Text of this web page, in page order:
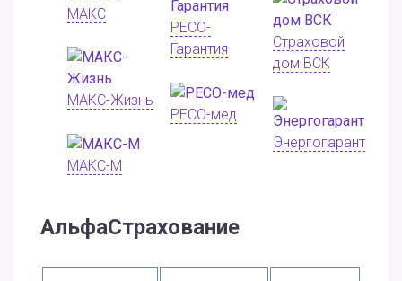
МАКС
МАКС-Жизнь
МАКС-М
РЕСО-
Гарантия
РЕСО-мед
Страховой
дом ВСК
Энергогарант
АльфаСтрахование